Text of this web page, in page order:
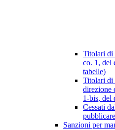
Titolari di
co. 1, del
tabelle)
Titolari di
direzione
1-bis, del
Cessati
Sanzioni per